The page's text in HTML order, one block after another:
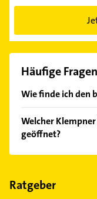
Häufige Fragen
Wie finde ich den
Empfehlungen.
einfach nach
Welcher
geöffnet?
Im Anbieter-
Feiertagen
Ratgeber